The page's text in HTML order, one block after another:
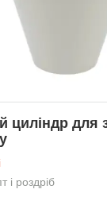
циліндр для
і роздріб